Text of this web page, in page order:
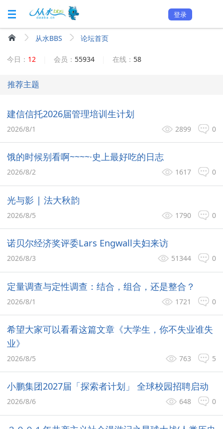
登录
从水BBS 论坛首页
今日： 12 会员： 55934 在线： 58
推荐主题
建信信托2026届管理培训生计划
0
2899
2026/8/1
饿的时候别看啊~~~~·史上最好吃的日志
0
1617
2026/8/2
光与影 | 法大秋韵
0
1790
2026/8/5
诺贝尔经济奖评委Lars Engwall夫妇来访
0
51344
2026/8/3
定量调查与定性调查：结合，组合，还是整合？
0
1721
2026/8/1
希望大家可以看看这篇文章《大学生，你不失业谁失
业》
5
763
2026/8/5
小鹏集团2027届「探索者计划」 全球校园招聘启动
0
648
2026/8/6